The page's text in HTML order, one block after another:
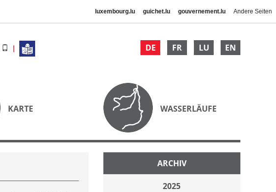
luxembourg.lu guichet.lu gouvernement.lu Andere Seiten
DE FR LU EN
KARTE WASSERLÄUFE
ARCHIV
2025